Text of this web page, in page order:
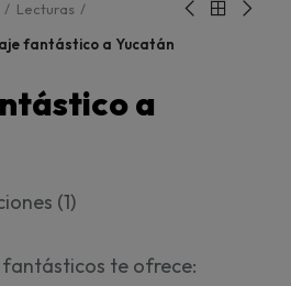
Lecturas
fantástico a Yucatán
a
(1)
te ofrece: